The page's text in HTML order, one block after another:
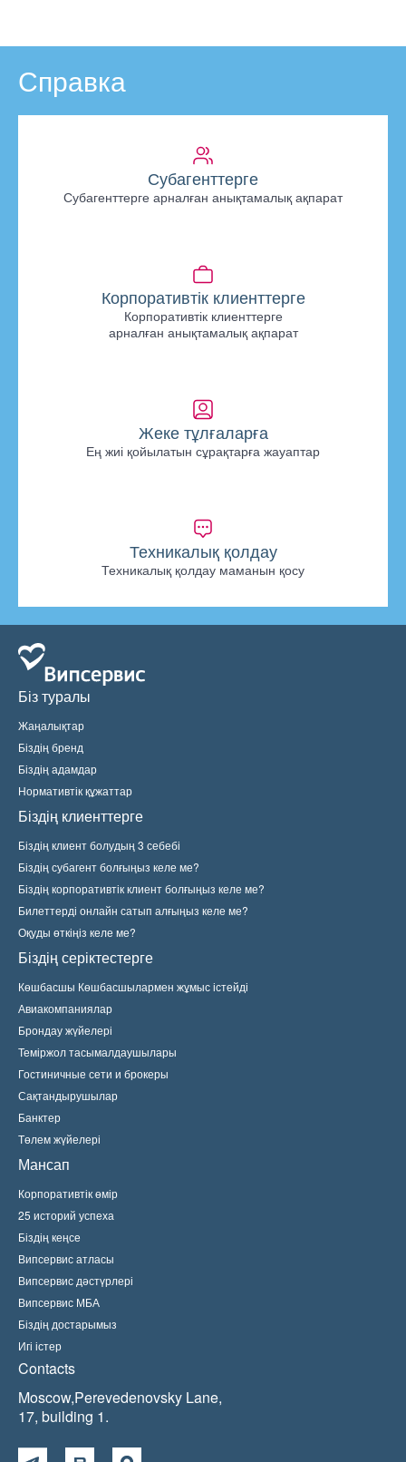
Справка
Субагенттерге
Субагенттерге арналған анықтамалық ақпарат
Корпоративтік клиенттерге
Корпоративтік клиенттерге
арналған анықтамалық ақпарат
Жеке тұлғаларға
Ең жиі қойылатын сұрақтарға жауаптар
Техникалық қолдау
Техникалық қолдау маманын қосу
Біз туралы
Жаңалықтар
Біздің бренд
Біздің адамдар
Нормативтік құжаттар
Біздің клиенттерге
Біздің клиент болудың 3 себебі
Біздің субагент болғыңыз келе ме?
Біздің корпоративтік клиент болғыңыз келе ме?
Билеттерді онлайн сатып алғыңыз келе ме?
Оқуды өткіңіз келе ме?
Біздің серіктестерге
Көшбасшы Көшбасшылармен жұмыс істейді
Авиакомпаниялар
Брондау жүйелері
Теміржол тасымалдаушылары
Гостиничные сети и брокеры
Сақтандырушылар
Банктер
Төлем жүйелері
Мансап
Корпоративтік өмір
25 историй успеха
Біздің кеңсе
Випсервис атласы
Випсервис дәстүрлері
Випсервис МБА
Біздің достарымыз
Игі істер
Contacts
Moscow,Perevedenovsky Lane,
17, building 1.